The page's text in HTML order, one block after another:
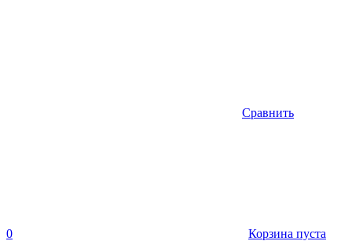
Сравнить
0 Корзина пуста